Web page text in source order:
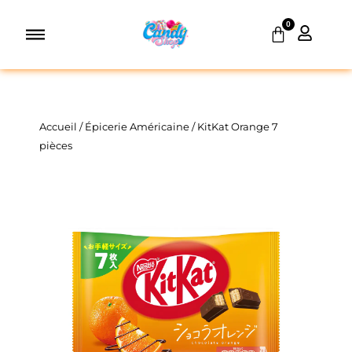
0
Panier
Accueil /Épicerie Américaine/ KitKat Orange 7
pièces